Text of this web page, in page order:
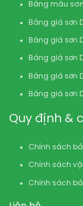
Bảng màu
Bảng giá sơn
Bảng giá sơn
Bảng giá sơn
Bảng giá sơn
Bảng giá sơn
Quy định &
Chính sách
Chính sách
Chính sách